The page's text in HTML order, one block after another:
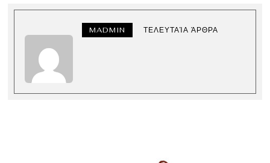
MADMIN ΤΕΛΕΥΤΑΊΑ ΆΡΘΡΑ